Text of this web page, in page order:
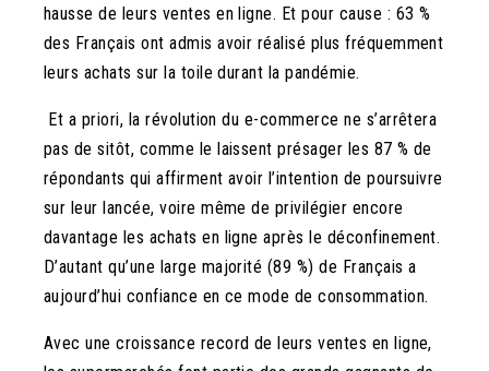
hausse de leurs ventes en ligne. Et pour cause : 63 %
des Français ont admis avoir réalisé plus fréquemment
leurs achats sur la toile durant la pandémie.
Et a priori, la révolution du e-commerce ne s’arrêtera
pas de sitôt, comme le laissent présager les 87 % de
répondants qui affirment avoir l’intention de poursuivre
sur leur lancée, voire même de privilégier encore
davantage les achats en ligne après le déconfinement.
D’autant qu’une large majorité (89 %) de Français a
aujourd’hui confiance en ce mode de consommation.
Avec une croissance record de leurs ventes en ligne,